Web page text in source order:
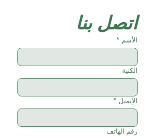
اتصل بنا
الأسم *
الكنية
الإيميل *
رقم الهاتف